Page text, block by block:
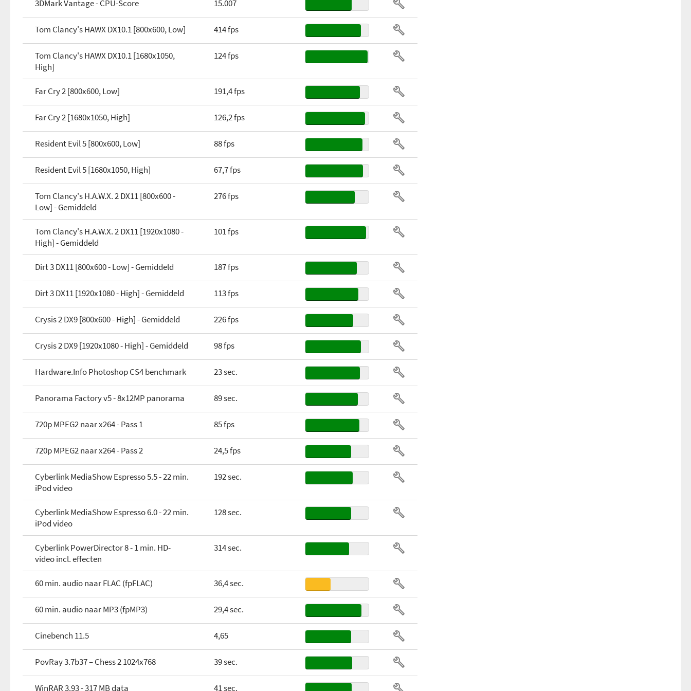
Productie-procedé 32 nm
Aantal PCIe lanes 16
Uitvoering Boxed
Koeler meegeleverd
XD-bit
AVX
3DMark Vantage - CPU-Score 15.007
Tom Clancy's HAWX DX10.1 [800x600, Low] 414 fps
Tom Clancy's HAWX DX10.1 [1680x1050,
High]
124 fps
Far Cry 2 [800x600, Low] 191,4 fps
Far Cry 2 [1680x1050, High] 126,2 fps
Resident Evil 5 [800x600, Low] 88 fps
Resident Evil 5 [1680x1050, High] 67,7 fps
Tom Clancy's H.A.W.X. 2 DX11 [800x600 -
Low] - Gemiddeld
276 fps
Tom Clancy's H.A.W.X. 2 DX11 [1920x1080 -
High] - Gemiddeld
101 fps
Dirt 3 DX11 [800x600 - Low] - Gemiddeld 187 fps
Dirt 3 DX11 [1920x1080 - High] - Gemiddeld 113 fps
Crysis 2 DX9 [800x600 - High] - Gemiddeld 226 fps
Crysis 2 DX9 [1920x1080 - High] - Gemiddeld 98 fps
Hardware.Info Photoshop CS4 benchmark 23 sec.
Panorama Factory v5 - 8x12MP panorama 89 sec.
720p MPEG2 naar x264 - Pass 1 85 fps
720p MPEG2 naar x264 - Pass 2 24,5 fps
Cyberlink MediaShow Espresso 5.5 - 22 min.
iPod video
192 sec.
Cyberlink MediaShow Espresso 6.0 - 22 min.
iPod video
128 sec.
Cyberlink PowerDirector 8 - 1 min. HD-
video incl. effecten
314 sec.
60 min. audio naar FLAC (fpFLAC) 36,4 sec.
60 min. audio naar MP3 (fpMP3) 29,4 sec.
Cinebench 11.5 4,65
PovRay 3.7b37 – Chess 2 1024x768 39 sec.
WinRAR 3.93 - 317 MB data 41 sec.